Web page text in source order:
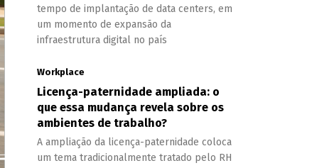
tempo de implantação de data centers, em
um momento de expansão da
infraestrutura digital no país
Workplace
Licença-paternidade ampliada: o
que essa mudança revela sobre os
ambientes de trabalho?
A ampliação da licença-paternidade coloca
um tema tradicionalmente tratado pelo RH